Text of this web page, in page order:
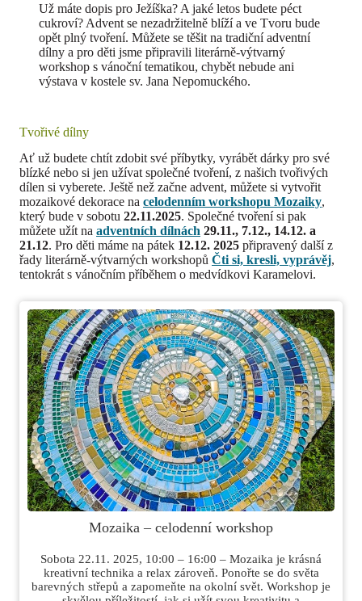
Už máte dopis pro Ježíška? A jaké letos budete péct
cukroví? Advent se nezadržitelně blíží a ve Tvoru bude
opět plný tvoření. Můžete se těšit na tradiční adventní
dílny a pro děti jsme připravili literárně-výtvarný
workshop s vánoční tematikou, chybět nebude ani
výstava v kostele sv. Jana Nepomuckého.
Tvořivé dílny
Ať už budete chtít zdobit své příbytky, vyrábět dárky pro své
blízké nebo si jen užívat společné tvoření, z našich tvořivých
dílen si vyberete. Ještě než začne advent, můžete si vytvořit
mozaikové dekorace na celodenním workshopu Mozaiky,
který bude v sobotu 22.11.2025. Společné tvoření si pak
můžete užít na adventních dílnách 29.11., 7.12., 14.12. a
21.12. Pro děti máme na pátek 12.12. 2025 připravený další z
řady literárně-výtvarných workshopů Čti si, kresli, vyprávěj,
tentokrát s vánočním příběhem o medvídkovi Karamelovi.
Mozaika – celodenní workshop
Sobota 22.11. 2025, 10:00 – 16:00 – Mozaika je krásná
kreativní technika a relax zároveň. Ponořte se do světa
barevných střepů a zapomeňte na okolní svět. Workshop je